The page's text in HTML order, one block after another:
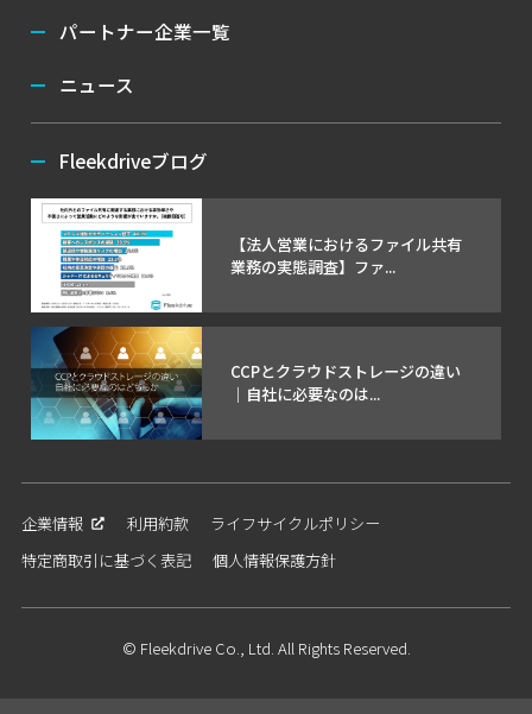
パートナー企業一覧
ニュース
Fleekdriveブログ
【法人営業におけるファイル共有
業務の実態調査】ファ...
CCPとクラウドストレージの違い
｜自社に必要なのは...
企業情報 利用約款
ライフサイクルポリシー
特定商取引に基づく表記
個人情報保護方針
© Fleekdrive Co., Ltd. All Rights Reserved.